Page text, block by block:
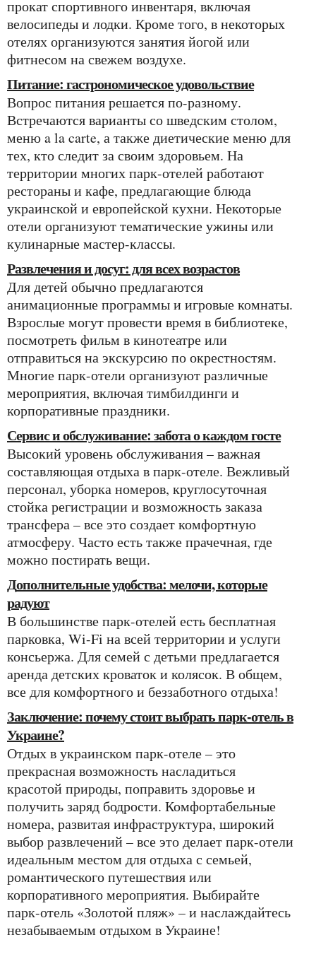
прокат спортивного инвентаря, включая
велосипеды и лодки. Кроме того, в некоторых
отелях организуются занятия йогой или
фитнесом на свежем воздухе.
Питание: гастрономическое удовольствие
Вопрос питания решается по-разному.
Встречаются варианты со шведским столом,
меню a la carte, а также диетические меню для
тех, кто следит за своим здоровьем. На
территории многих парк-отелей работают
рестораны и кафе, предлагающие блюда
украинской и европейской кухни. Некоторые
отели организуют тематические ужины или
кулинарные мастер-классы.
Развлечения и досуг: для всех возрастов
Для детей обычно предлагаются
анимационные программы и игровые комнаты.
Взрослые могут провести время в библиотеке,
посмотреть фильм в кинотеатре или
отправиться на экскурсию по окрестностям.
Многие парк-отели организуют различные
мероприятия, включая тимбилдинги и
корпоративные праздники.
Сервис и обслуживание: забота о каждом госте
Высокий уровень обслуживания – важная
составляющая отдыха в парк-отеле. Вежливый
персонал, уборка номеров, круглосуточная
стойка регистрации и возможность заказа
трансфера – все это создает комфортную
атмосферу. Часто есть также прачечная, где
можно постирать вещи.
Дополнительные удобства: мелочи, которые
радуют
В большинстве парк-отелей есть бесплатная
парковка, Wi-Fi на всей территории и услуги
консьержа. Для семей с детьми предлагается
аренда детских кроваток и колясок. В общем,
все для комфортного и беззаботного отдыха!
Заключение: почему стоит выбрать парк-отель в
Украине?
Отдых в украинском парк-отеле – это
прекрасная возможность насладиться
красотой природы, поправить здоровье и
получить заряд бодрости. Комфортабельные
номера, развитая инфраструктура, широкий
выбор развлечений – все это делает парк-отели
идеальным местом для отдыха с семьей,
романтического путешествия или
корпоративного мероприятия. Выбирайте
парк-отель «Золотой пляж» – и наслаждайтесь
незабываемым отдыхом в Украине!